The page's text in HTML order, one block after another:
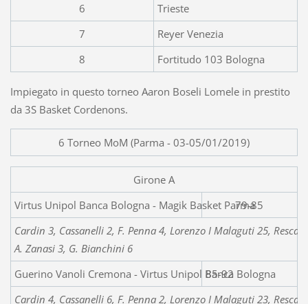
6
Trieste
7
Reyer Venezia
8
Fortitudo 103 Bologna
Impiegato in questo torneo Aaron Boseli Lomele in prestito
da 3S Basket Cordenons.
6 Torneo MoM (Parma - 03-05/01/2019)
Girone A
Virtus Unipol Banca79-85
Cardin 3, Cassanelli 2, F. Penna 4, Lorenzo I Malaguti 25,
A. Zanasi 3, G. Bianchini 6
Guerino Vanoli Cremona - Virtus Unipol Banca Bologna
85-92
Cardin 4, Cassanelli 6, F. Penna 2, Lorenzo I Malaguti 23,